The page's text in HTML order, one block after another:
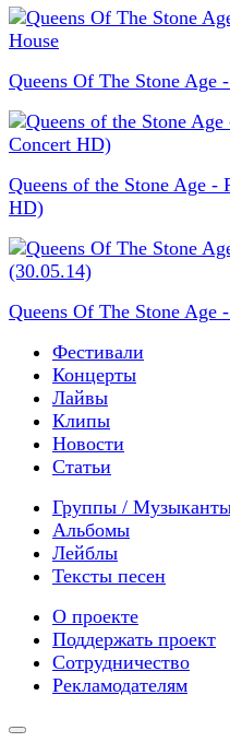
Queens Of The Stone Age
Queens of the Stone Age -
HD)
Queens Of The Stone Age
Фестивали
Концерты
Лайвы
Клипы
Новости
Статьи
Группы /
Альбомы
Лейблы
Тексты песен
О проекте
Поддержать проект
Сотрудничество
Рекламодателям